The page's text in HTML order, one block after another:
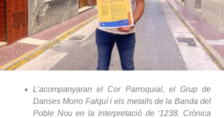
L’acompanyaran el Cor Parroquial, el Grup de
Danses Morro Falquí i els metalls de la Banda del
Poble Nou en la interpretació de ‘1238. Crònica